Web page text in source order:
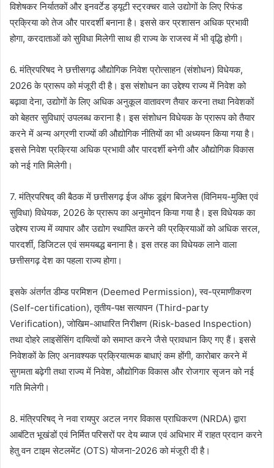
विशेषकर निर्यातकों और इनवर्टेड ड्यूटी स्ट्रक्चर वाले उद्योगों के लिए रिफंड
प्रक्रिया को तेज और पारदर्शी बनाना है। इससे कर प्रशासन अधिक प्रभावी
होगा, करदाताओं को सुविधा मिलेगी साथ ही राज्य के राजस्व में भी वृद्धि होगी।
6. मंत्रिपरिषद ने छत्तीसगढ़ औद्योगिक निवेश प्रोत्साहन (संशोधन) विधेयक,
2026 के प्रारूप को मंजूरी दी है। इस संशोधन का उद्देश्य राज्य में निवेश को
बढ़ावा देना, उद्योगों के लिए अधिक अनुकूल वातावरण तैयार करना तथा निवेशकों
को बेहतर सुविधाएं उपलब्ध कराना है। इस संशोधन विधेयक के प्रारूप को तैयार
करने में अन्य अग्रणी राज्यों की औद्योगिक नीतियों का भी अध्ययन किया गया है।
इससे निवेश प्रक्रिया अधिक प्रभावी और पारदर्शी बनेगी और औद्योगिक विकास
को नई गति मिलेगी।
7. मंत्रिपरिषद् की बैठक में छत्तीसगढ़ ईज ऑफ डूइंग बिजनेस (विनिमय-मुक्ति एवं
सुविधा) विधेयक, 2026 के प्रारूप का अनुमोदन किया गया है। इस विधेयक का
उद्देश्य राज्य में व्यापार और उद्योग स्थापित करने की प्रक्रियाओं को अधिक सरल,
पारदर्शी, डिजिटल एवं समयबद्ध बनाना है। इस तरह का विधेयक लाने वाला
छत्तीसगढ़ देश का पहला राज्य होगा।
इसके अंतर्गत डीम्ड परमिशन (Deemed Permission), स्व-प्रमाणीकरण
(Self-certification), तृतीय-पक्ष सत्यापन (Third-party
Verification), जोखिम-आधारित निरीक्षण (Risk-based Inspection)
तथा दोहरे लाइसेंसिंग दायित्वों को समाप्त करने जैसे प्रावधान किए गए हैं। इससे
निवेशकों के लिए अनावश्यक प्रक्रियात्मक बाधाएं कम होंगी, कारोबार करने में
सुगमता बढ़ेगी तथा राज्य में निवेश, औद्योगिक विकास और रोजगार सृजन को नई
गति मिलेगी।
8. मंत्रिपरिषद् ने नवा रायपुर अटल नगर विकास प्राधिकरण (NRDA) द्वारा
आबंटित भूखंडों एवं निर्मित परिसरों पर देय ब्याज एवं अधिभार में राहत प्रदान करने
हेतु वन टाइम सेटलमेंट (OTS) योजना-2026 को मंजूरी दी है।